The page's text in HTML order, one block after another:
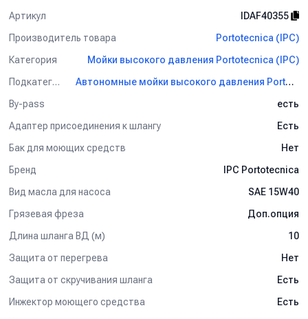
Барабан для сматывания шланга: нет
Пистолет: есть
Струйная трубка (копьё): есть
Фильтр тонкой очистки: доп.опция
Грязевая фреза: дол.опция
Пенная насадка: доп. опция
Адаптер присоединения к шлангу: есть
Артикул
IDAF40355
Производитель товара
Portotecnica (IPC)
Категория
Мойки высокого давления Portotecnica (IPC)
Подкатегория
Автономные мойки высокого давления Portotecnica (IPC)
By-pass
есть
Адаптер присоединения к шлангу
Есть
Бак для моющих средств
Нет
Бренд
IPC Portotecnica
Вид масла для насоса
SAE 15W40
Грязевая фреза
Доп.опция
Длина шланга ВД (м)
10
Защита от перегрева
Нет
Защита от скручивания шланга
Есть
Инжектор моющего средства
Есть